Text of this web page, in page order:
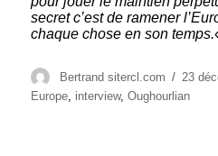
secret c’est de ramener
chaque chose en son temps.
Auteur
Bertrand sitercl.com
Publié
le
23
Europe, interview,Oughourlian